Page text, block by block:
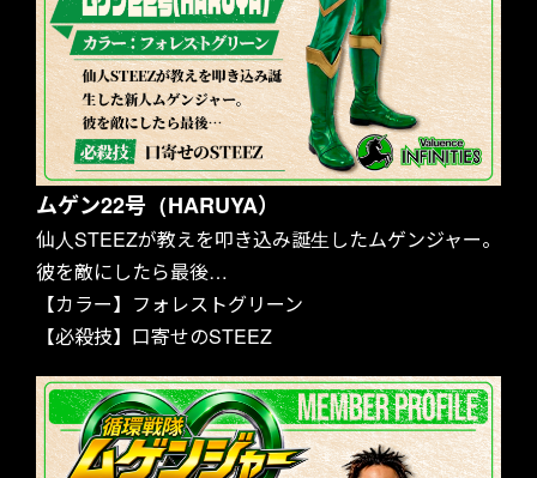
ムゲン22号（HARUYA）
仙人STEEZが教えを叩き込み誕生したムゲンジャー。
彼を敵にしたら最後…
【カラー】フォレストグリーン
【必殺技】口寄せのSTEEZ